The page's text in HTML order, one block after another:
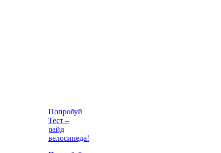
Попробуй
Тест –
райд
велосипеда!